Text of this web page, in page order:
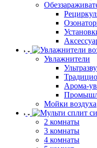
Увлажнители
Арома-
Мойки воздуха
2 комнаты
3 комнаты
4 комнаты